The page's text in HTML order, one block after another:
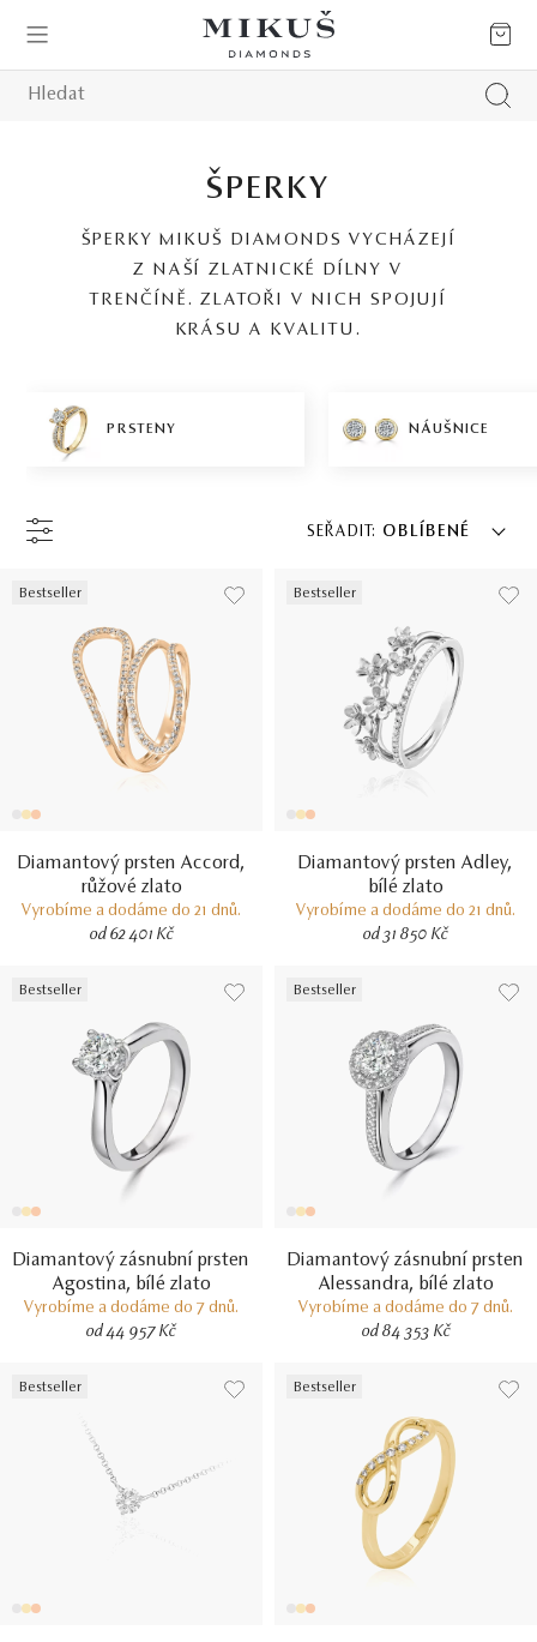
ŠPERKY
ŠPERKY MIKUŠ DIAMONDS VYCHÁZEJÍ
Z NAŠÍ ZLATNICKÉ DÍLNY V
TRENČÍNĚ. ZLATOŘI V NICH SPOJUJÍ
KRÁSU A KVALITU.
PRSTENY NÁUŠNICE
SEŘADIT: OBLÍBENÉ
Bestseller
Diamantový prsten Accord,
růžové zlato
Vyrobíme a dodáme do 21 dnů.
od 62 401 Kč
Bestseller
Diamantový prsten Adley,
bílé zlato
Vyrobíme a dodáme do 21 dnů.
od 31 850 Kč
Bestseller
Diamantový zásnubní prsten
Agostina, bílé zlato
Vyrobíme a dodáme do 7 dnů.
od 44 957 Kč
Bestseller
Diamantový zásnubní prsten
Alessandra, bílé zlato
Vyrobíme a dodáme do 7 dnů.
od 84 353 Kč
Bestseller Bestseller